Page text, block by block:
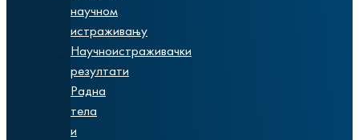
научном
истраживању
Научноистраживачки
резултати
Радна
тела
и